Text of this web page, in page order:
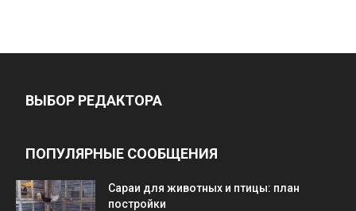
ВЫБОР РЕДАКТОРА
ПОПУЛЯРНЫЕ СООБЩЕНИЯ
Cараи для животных и птицы: план
постройки